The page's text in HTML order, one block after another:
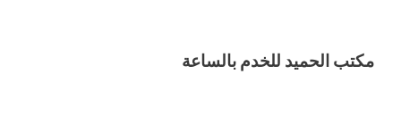
مكتب الحميد للخدم بالساعة